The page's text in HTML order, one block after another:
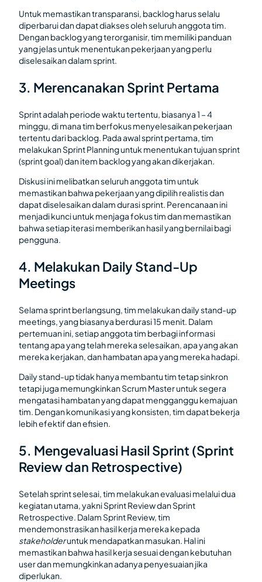
Untuk memastikan transparansi, backlog harus selalu
diperbarui dan dapat diakses oleh seluruh anggota tim.
Dengan backlog yang terorganisir, tim memiliki panduan
yang jelas untuk menentukan pekerjaan yang perlu
diselesaikan dalam sprint.
3. Merencanakan Sprint Pertama
Sprint adalah periode waktu tertentu, biasanya 1 – 4
minggu, di mana tim berfokus menyelesaikan pekerjaan
tertentu dari backlog. Pada awal sprint pertama, tim
melakukan Sprint Planning untuk menentukan tujuan sprint
(sprint goal) dan item backlog yang akan dikerjakan.
Diskusi ini melibatkan seluruh anggota tim untuk
memastikan bahwa pekerjaan yang dipilih realistis dan
dapat diselesaikan dalam durasi sprint. Perencanaan ini
menjadi kunci untuk menjaga fokus tim dan memastikan
bahwa setiap iterasi memberikan hasil yang bernilai bagi
pengguna.
4. Melakukan Daily Stand-Up
Meetings
Selama sprint berlangsung, tim melakukan daily stand-up
meetings, yang biasanya berdurasi 15 menit. Dalam
pertemuan ini, setiap anggota tim berbagi informasi
tentang apa yang telah mereka selesaikan, apa yang akan
mereka kerjakan, dan hambatan apa yang mereka hadapi.
Daily stand-up tidak hanya membantu tim tetap sinkron
tetapi juga memungkinkan Scrum Master untuk segera
mengatasi hambatan yang dapat mengganggu kemajuan
tim. Dengan komunikasi yang konsisten, tim dapat bekerja
lebih efektif dan efisien.
5. Mengevaluasi Hasil Sprint (Sprint
Review dan Retrospective)
Setelah sprint selesai, tim melakukan evaluasi melalui dua
kegiatan utama, yakni Sprint Review dan Sprint
Retrospective. Dalam Sprint Review, tim
mendemonstrasikan hasil kerja mereka kepada
stakeholderuntuk mendapatkan masukan. Hal ini
memastikan bahwa hasil kerja sesuai dengan kebutuhan
user dan memungkinkan adanya penyesuaian jika
diperlukan.